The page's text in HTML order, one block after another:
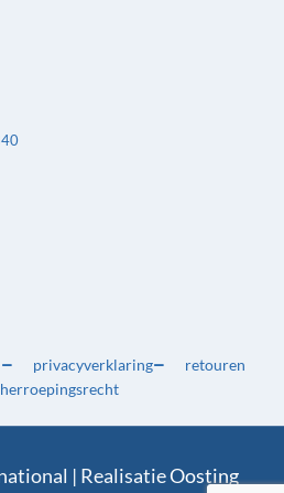
privacyverklaring
retouren
herroepingsrecht
| RealisatieOosting